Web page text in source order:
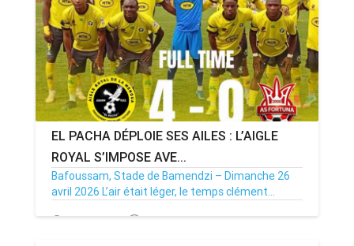
EL PACHA DÉPLOIE SES AILES : L’AIGLE
ROYAL S’IMPOSE AVE...
Bafoussam, Stade de Bamendzi – Dimanche 26
avril 2026 L’air était léger, le temps clément...
27/04/26 Par MenouActu 0